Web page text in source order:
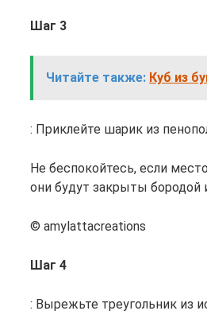
Шаг 3
Читайте также: Куб из
: Приклейте шарик из
Не беспокойтесь, если
они будут закрыты бородой
© amylattacreations
Шаг 4
: Вырежьте треугольник из